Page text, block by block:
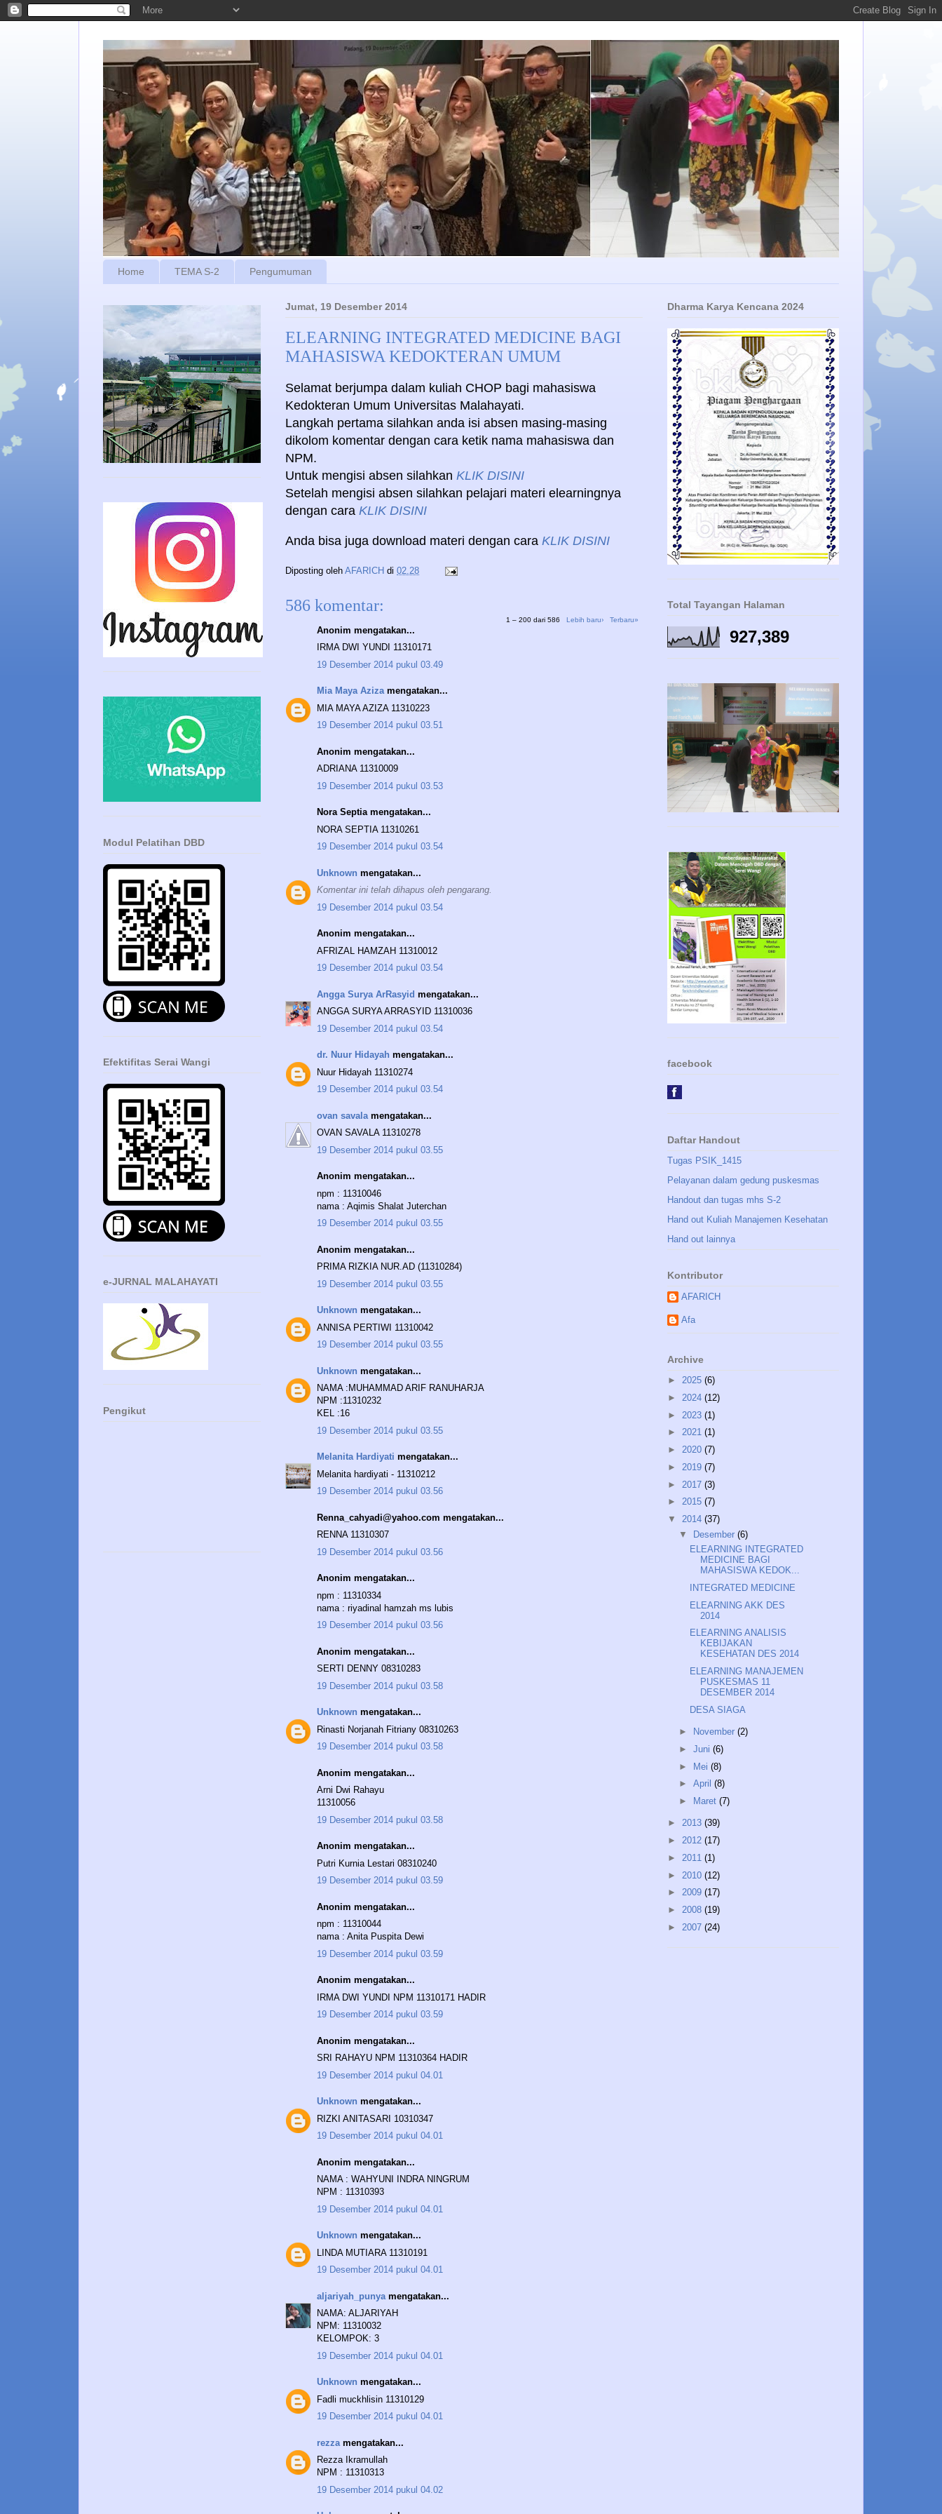
Home TEMA S-2 Pengumuman
Jumat, 19 Desember 2014
ELEARNING INTEGRATED MEDICINE BAGI
MAHASISWA KEDOKTERAN UMUM
Selamat berjumpa dalam kuliah CHOP bagi mahasiswa
Kedokteran Umum Universitas Malahayati.
Langkah pertama silahkan anda isi absen masing-masing
dikolom komentar dengan cara ketik nama mahasiswa dan
NPM.
Untuk mengisi absen silahkan KLIK DISINI
Setelah mengisi absen silahkan pelajari materi elearningnya
dengan cara KLIK DISINI
Anda bisa juga download materi dengan cara KLIK DISINI
Diposting oleh AFARICH di 02.28
586 komentar:
1 – 200 dari 586 Lebih baru› Terbaru»
Anonim mengatakan...
IRMA DWI YUNDI 11310171
19 Desember 2014 pukul 03.49
Mia Maya Azizamengatakan...
MIA MAYA AZIZA 11310223
19 Desember 2014 pukul 03.51
Anonim mengatakan...
ADRIANA 11310009
19 Desember 2014 pukul 03.53
Nora Septia mengatakan...
NORA SEPTIA 11310261
19 Desember 2014 pukul 03.54
Unknown mengatakan...
Komentar ini telah dihapus oleh pengarang.
19 Desember 2014 pukul 03.54
Anonim mengatakan...
AFRIZAL HAMZAH 11310012
19 Desember 2014 pukul 03.54
Angga Surya ArRasyid mengatakan...
ANGGA SURYA ARRASYID 11310036
19 Desember 2014 pukul 03.54
dr. Nuur Hidayah mengatakan...
Nuur Hidayah 11310274
19 Desember 2014 pukul 03.54
ovan savala mengatakan...
OVAN SAVALA 11310278
19 Desember 2014 pukul 03.55
Anonim mengatakan...
npm : 11310046
nama : Aqimis Shalat Juterchan
19 Desember 2014 pukul 03.55
Anonim mengatakan...
PRIMA RIZKIA NUR.AD (11310284)
19 Desember 2014 pukul 03.55
Unknown mengatakan...
ANNISA PERTIWI 11310042
19 Desember 2014 pukul 03.55
Unknown mengatakan...
NAMA :MUHAMMAD ARIF RANUHARJA
NPM :11310232
KEL :16
19 Desember 2014 pukul 03.55
Melanita Hardiyati mengatakan...
Melanita hardiyati - 11310212
19 Desember 2014 pukul 03.56
Renna_cahyadi@yahoo.com mengatakan...
RENNA 11310307
19 Desember 2014 pukul 03.56
Anonim mengatakan...
npm : 11310334
nama : riyadinal hamzah ms lubis
19 Desember 2014 pukul 03.56
Anonim mengatakan...
SERTI DENNY 08310283
19 Desember 2014 pukul 03.58
Unknown mengatakan...
Rinasti Norjanah Fitriany 08310263
19 Desember 2014 pukul 03.58
Anonim mengatakan...
Arni Dwi Rahayu
11310056
19 Desember 2014 pukul 03.58
Anonim mengatakan...
Putri Kurnia Lestari 08310240
19 Desember 2014 pukul 03.59
Anonim mengatakan...
npm : 11310044
nama : Anita Puspita Dewi
19 Desember 2014 pukul 03.59
Anonim mengatakan...
IRMA DWI YUNDI NPM 11310171 HADIR
19 Desember 2014 pukul 03.59
Anonim mengatakan...
SRI RAHAYU NPM 11310364 HADIR
19 Desember 2014 pukul 04.01
Unknown mengatakan...
RIZKI ANITASARI 10310347
19 Desember 2014 pukul 04.01
Anonim mengatakan...
NAMA : WAHYUNI INDRA NINGRUM
NPM : 11310393
19 Desember 2014 pukul 04.01
Unknown mengatakan...
LINDA MUTIARA 11310191
19 Desember 2014 pukul 04.01
aljariyah_punya mengatakan...
NAMA: ALJARIYAH
NPM: 11310032
KELOMPOK: 3
19 Desember 2014 pukul 04.01
Unknown mengatakan...
Fadli muckhlisin 11310129
19 Desember 2014 pukul 04.01
rezza mengatakan...
Rezza Ikramullah
NPM : 11310313
19 Desember 2014 pukul 04.02
Modul Pelatihan DBD
Efektifitas Serai Wangi
e-JURNAL MALAHAYATI
Pengikut
Dharma Karya Kencana 2024
Total Tayangan Halaman
927,389
facebook
Daftar Handout
Tugas PSIK_1415
Pelayanan dalam gedung puskesmas
Handout dan tugas mhs S-2
Hand out Kuliah Manajemen Kesehatan
Hand out lainnya
Kontributor
AFARICH
Afa
Archive
► 2025 (6)
► 2024 (12)
► 2023 (1)
► 2021 (1)
► 2020 (7)
► 2019 (7)
► 2017 (3)
► 2015 (7)
▼ 2014 (37)
▼ Desember (6)
ELEARNING INTEGRATED
MEDICINE BAGI
MAHASISWA KEDOK...
INTEGRATED MEDICINE
ELEARNING AKK DES
2014
ELEARNING ANALISIS
KEBIJAKAN
KESEHATAN DES 2014
ELEARNING MANAJEMEN
PUSKESMAS 11
DESEMBER 2014
DESA SIAGA
► November (2)
► Juni (6)
► Mei (8)
► April (8)
►
Maret (7)
► 2013 (39)
► 2012 (17)
► 2011 (1)
► 2010 (12)
► 2009 (17)
► 2008 (19)
► 2007 (24)